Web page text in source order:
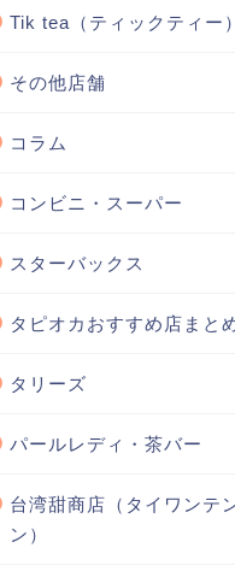
Tik tea（ティックティー）
その他店舗
コラム
コンビニ・スーパー
スターバックス
タピオカおすすめ店まと
タリーズ
パールレディ・茶バー
台湾甜商店（タイワンテ
ン）